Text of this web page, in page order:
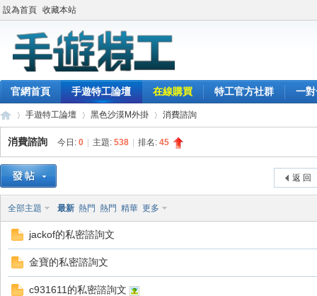
設為首頁 收藏本站
官網首頁 手遊特工論壇 在線購買 特工官方社群 一
»
手遊特工論壇 黑色沙漠M外掛 消費諮詢
消費諮詢 今日: 0 主題: 538 排名: 45
返 回
全部主題 最新 熱門 熱門 精華 更多
jackof的私密諮詢文
金寶的私密諮詢文
c931611的私密諮詢文